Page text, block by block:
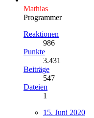
Mathias
Programmer
Reaktionen
986
Punkte
3.431
Beiträge
547
Dateien
1
15. Juni 2020